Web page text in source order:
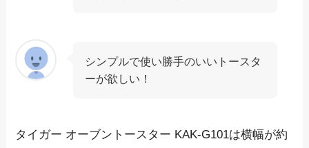
シンプルで使い勝手のいいトースタ
ーが欲しい！
タイガー オーブントースター KAK-G101は横幅が約